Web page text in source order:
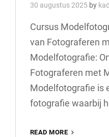
30 augustus 2025 by
Cursus
van Fotograferen
Modelfotografie:
Fotograferen met
Modelfotografie is
fotografie waarbij
READ MORE